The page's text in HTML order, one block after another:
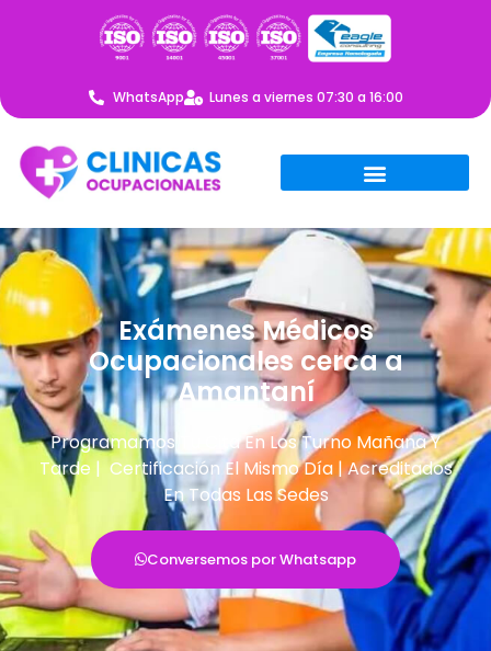
WhatsApp Lunes a viernes 07:30 a 16:00
Exámenes Médicos
Ocupacionales cerca a
Amantaní
Programamos Tu Cita En Los Turno Mañana Y
Tarde | Certificación El Mismo Día | Acreditados
En Todas Las Sedes
Conversemos por Whatsapp